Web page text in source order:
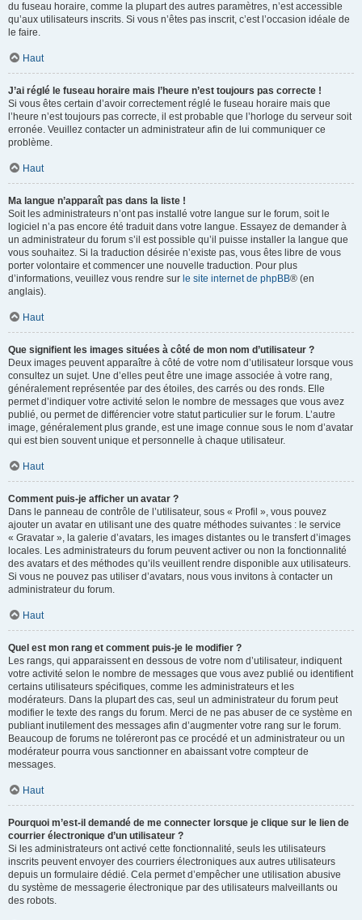
du fuseau horaire, comme la plupart des autres paramètres, n’est accessible
qu’aux utilisateurs inscrits. Si vous n’êtes pas inscrit, c’est l’occasion idéale de
le faire.
Haut
J’ai réglé le fuseau horaire mais l’heure n’est toujours pas correcte !
Si vous êtes certain d’avoir correctement réglé le fuseau horaire mais que
l’heure n’est toujours pas correcte, il est probable que l’horloge du serveur soit
erronée. Veuillez contacter un administrateur afin de lui communiquer ce
problème.
Haut
Ma langue n’apparaît pas dans la liste !
Soit les administrateurs n’ont pas installé votre langue sur le forum, soit le
logiciel n’a pas encore été traduit dans votre langue. Essayez de demander à
un administrateur du forum s’il est possible qu’il puisse installer la langue que
vous souhaitez. Si la traduction désirée n’existe pas, vous êtes libre de vous
porter volontaire et commencer une nouvelle traduction. Pour plus
d’informations, veuillez vous rendre sur le site internet de phpBB® (en
anglais).
Haut
Que signifient les images situées à côté de mon nom d’utilisateur ?
Deux images peuvent apparaître à côté de votre nom d’utilisateur lorsque vous
consultez un sujet. Une d’elles peut être une image associée à votre rang,
généralement représentée par des étoiles, des carrés ou des ronds. Elle
permet d’indiquer votre activité selon le nombre de messages que vous avez
publié, ou permet de différencier votre statut particulier sur le forum. L’autre
image, généralement plus grande, est une image connue sous le nom d’avatar
qui est bien souvent unique et personnelle à chaque utilisateur.
Haut
Comment puis-je afficher un avatar ?
Dans le panneau de contrôle de l’utilisateur, sous « Profil », vous pouvez
ajouter un avatar en utilisant une des quatre méthodes suivantes : le service
« Gravatar », la galerie d’avatars, les images distantes ou le transfert d’images
locales. Les administrateurs du forum peuvent activer ou non la fonctionnalité
des avatars et des méthodes qu’ils veuillent rendre disponible aux utilisateurs.
Si vous ne pouvez pas utiliser d’avatars, nous vous invitons à contacter un
administrateur du forum.
Haut
Quel est mon rang et comment puis-je le modifier ?
Les rangs, qui apparaissent en dessous de votre nom d’utilisateur, indiquent
votre activité selon le nombre de messages que vous avez publié ou identifient
certains utilisateurs spécifiques, comme les administrateurs et les
modérateurs. Dans la plupart des cas, seul un administrateur du forum peut
modifier le texte des rangs du forum. Merci de ne pas abuser de ce système en
publiant inutilement des messages afin d’augmenter votre rang sur le forum.
Beaucoup de forums ne toléreront pas ce procédé et un administrateur ou un
modérateur pourra vous sanctionner en abaissant votre compteur de
messages.
Haut
Pourquoi m’est-il demandé de me connecter lorsque je clique sur le lien de
courrier électronique d’un utilisateur ?
Si les administrateurs ont activé cette fonctionnalité, seuls les utilisateurs
inscrits peuvent envoyer des courriers électroniques aux autres utilisateurs
depuis un formulaire dédié. Cela permet d’empêcher une utilisation abusive
du système de messagerie électronique par des utilisateurs malveillants ou
des robots.